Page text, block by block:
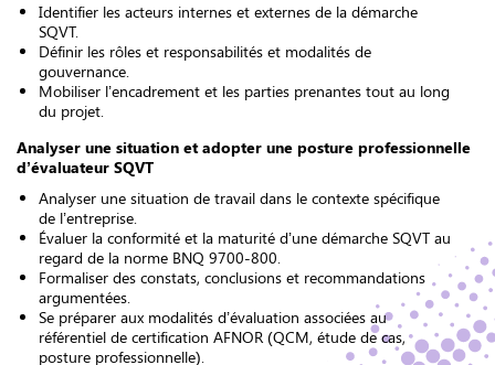
Identifier les acteurs internes et externes de la démarche
SQVT.
Définir les rôles et responsabilités et modalités de
gouvernance.
Mobiliser l’encadrement et les parties prenantes tout au long
du projet.
Analyser une situation et adopter une posture professionnelle
d’évaluateur SQVT
Analyser une situation de travail dans le contexte spécifique
de l’entreprise.
Évaluer la conformité et la maturité d’une démarche SQVT au
regard de la norme BNQ 9700-800.
Formaliser des constats, conclusions et recommandations
argumentées.
Se préparer aux modalités d’évaluation associées au
référentiel de certification AFNOR (QCM, étude de cas,
posture professionnelle).